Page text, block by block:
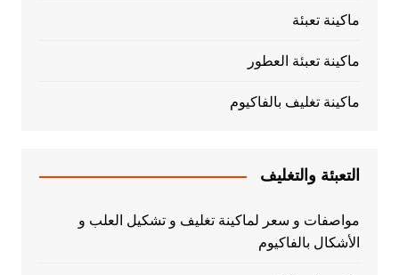
ماكينة تعبئة
ماكينة تعبئة العطور
ماكينة تغليف بالفاكيوم
التعبئة والتغليف
مواصفات و سعر لماكينة تغليف و تشكيل العلب و
الأشكال بالفاكيوم